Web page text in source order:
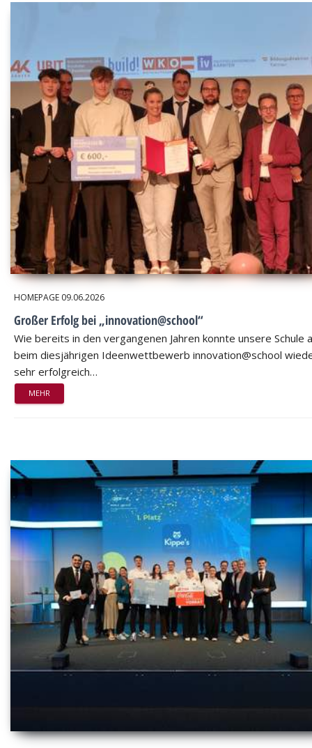
HOMEPAGE 09.06.2026
Großer Erfolg bei „innovation@school“
Wie bereits in den vergangenen Jahren konnte unsere Schule
beim diesjährigen Ideenwettbewerb innovation@school
sehr erfolgreich…
MEHR